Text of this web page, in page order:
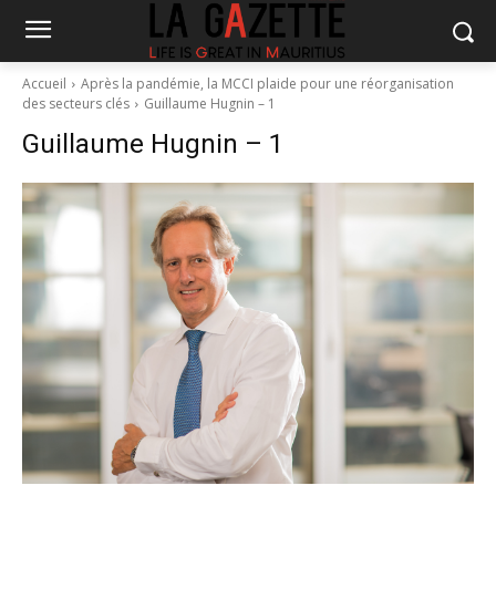
Accueil
Après la pandémie, la MCCI plaide pour une réorganisation
des secteurs clés
Guillaume Hugnin – 1
Guillaume Hugnin – 1